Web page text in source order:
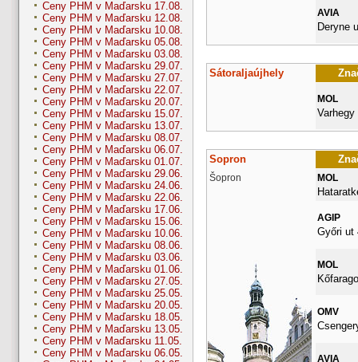
Ceny PHM v Maďarsku 17.08.
Ceny PHM v Maďarsku 12.08.
Ceny PHM v Maďarsku 10.08.
Ceny PHM v Maďarsku 05.08.
Ceny PHM v Maďarsku 03.08.
Ceny PHM v Maďarsku 29.07.
Ceny PHM v Maďarsku 27.07.
Ceny PHM v Maďarsku 22.07.
Ceny PHM v Maďarsku 20.07.
Ceny PHM v Maďarsku 15.07.
Ceny PHM v Maďarsku 13.07.
Ceny PHM v Maďarsku 08.07.
Ceny PHM v Maďarsku 06.07.
Ceny PHM v Maďarsku 01.07.
Ceny PHM v Maďarsku 29.06.
Ceny PHM v Maďarsku 24.06.
Ceny PHM v Maďarsku 22.06.
Ceny PHM v Maďarsku 17.06.
Ceny PHM v Maďarsku 15.06.
Ceny PHM v Maďarsku 10.06.
Ceny PHM v Maďarsku 08.06.
Ceny PHM v Maďarsku 03.06.
Ceny PHM v Maďarsku 01.06.
Ceny PHM v Maďarsku 27.05.
Ceny PHM v Maďarsku 25.05.
Ceny PHM v Maďarsku 20.05.
Ceny PHM v Maďarsku 18.05.
Ceny PHM v Maďarsku 13.05.
Ceny PHM v Maďarsku 11.05.
Ceny PHM v Maďarsku 06.05.
AVIA
Deryne
Sátoraljaújhely
MOL
Sopron
Šopron MOL
AGIP
Győri ut
MOL
OMV
AVIA